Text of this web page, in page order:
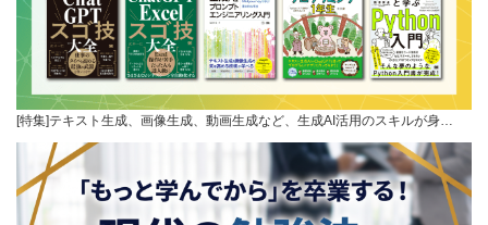
[特集]テキスト生成、画像生成、動画生成など、生成AI活用のスキルが身…